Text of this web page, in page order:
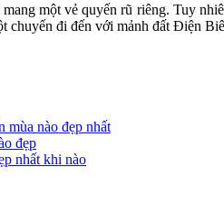
một vẻ quyến rũ riêng. Tuy
chuyến đi đến với mảnh đất Điện
nào đẹp nhất
đẹp
nhất khi nào